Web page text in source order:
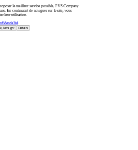
le meilleur service possible, PVS Company
En continuant de naviguer sur le site, vous
leur utilisation.
let's go! Details